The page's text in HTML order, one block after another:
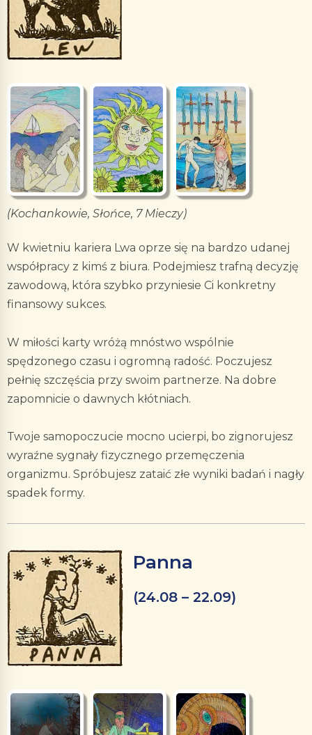
(Kochankowie, Słońce, 7 Mieczy)
W kwietniu kariera Lwa oprze się na bardzo udanej
współpracy z kimś z biura. Podejmiesz trafną decyzję
zawodową, która szybko przyniesie Ci konkretny
finansowy sukces.
W miłości karty wróżą mnóstwo wspólnie
spędzonego czasu i ogromną radość. Poczujesz
pełnię szczęścia przy swoim partnerze. Na dobre
zapomnicie o dawnych kłótniach.
Twoje samopoczucie mocno ucierpi, bo zignorujesz
wyraźne sygnały fizycznego przemęczenia
organizmu. Spróbujesz zataić złe wyniki badań i nagły
spadek formy.
Panna
(24.08 – 22.09)